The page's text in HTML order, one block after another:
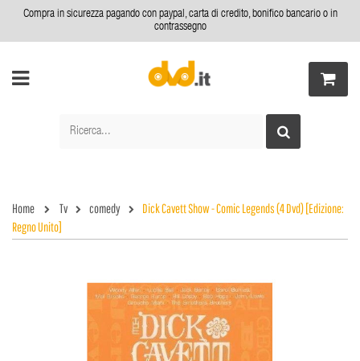
Compra in sicurezza pagando con paypal, carta di credito, bonifico bancario o in
contrassegno
Home Tv comedy
Dick Cavett Show - Comic Legends (4 Dvd) [Edizione:
Regno Unito]